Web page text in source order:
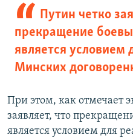
Путин четко
прекращение
является условием
Минских
При этом, как отмечает
заявляет, что
является условием для